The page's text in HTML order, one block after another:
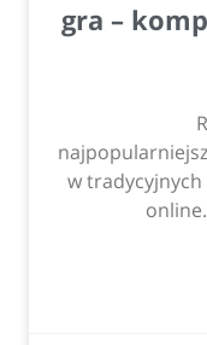
gra –
w tradycyjnych